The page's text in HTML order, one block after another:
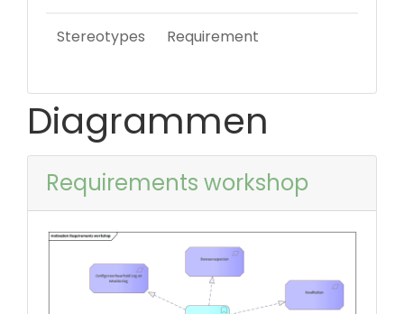
Stereotypes Requirement
Diagrammen
Requirements workshop